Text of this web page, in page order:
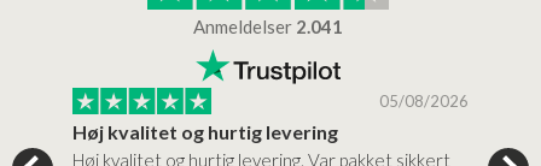
Anmeldelser 2.041
05/08/2026
Høj kvalitet og hurtig levering
Høj kvalitet og hurtig levering. Var pakket sikkert